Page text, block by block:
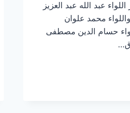
عبد الله عبد العزيز
محمد علوان
حسام الدين مصطفى